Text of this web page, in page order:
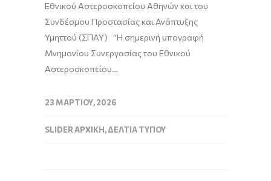
Εθνικού Αστεροσκοπείου Αθηνών και του
Συνδέσμου Προστασίας και Ανάπτυξης
Υμηττού (ΣΠΑΥ) “Η σημερινή υπογραφή
Μνημονίου Συνεργασίας του Εθνικού
Αστεροσκοπείου…
23 ΜΑΡΤΊΟΥ, 2026
SLIDER ΑΡΧΙΚΉ,ΔΕΛΤΊΑ ΤΎΠΟΥ